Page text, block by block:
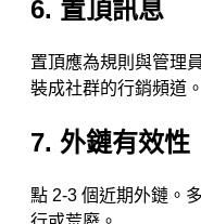
6. 置頂訊息
置頂應為規則與管理
裝成社群的行銷頻道。
7. 外鏈有效性
點 2-3 個近期外鏈。